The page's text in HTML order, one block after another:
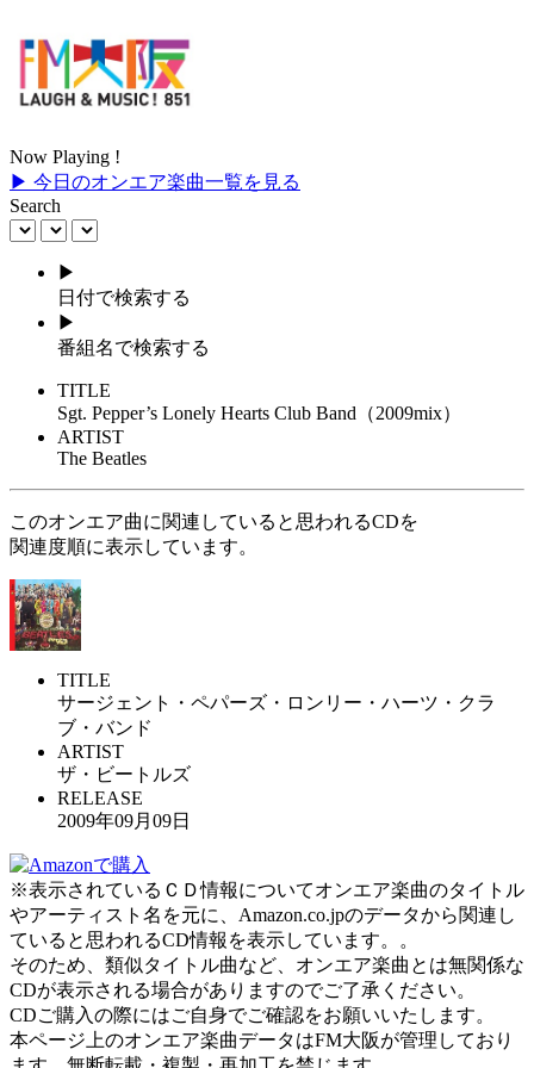
Now Playing !
▶ 今日のオンエア楽曲一覧を見る
Search
▶
日付で検索する
▶
番組名で検索する
TITLE
Sgt. Pepper’s Lonely Hearts Club Band（2009mix）
ARTIST
The Beatles
このオンエア曲に関連していると思われるCDを
関連度順に表示しています。
TITLE
サージェント・ペパーズ・ロンリー・ハーツ・クラ
ブ・バンド
ARTIST
ザ・ビートルズ
RELEASE
2009年09月09日
※表示されているＣＤ情報についてオンエア楽曲のタイトル
やアーティスト名を元に、Amazon.co.jpのデータから関連し
ていると思われるCD情報を表示しています。。
そのため、類似タイトル曲など、オンエア楽曲とは無関係な
CDが表示される場合がありますのでご了承ください。
CDご購入の際にはご自身でご確認をお願いいたします。
本ページ上のオンエア楽曲データはFM大阪が管理しており